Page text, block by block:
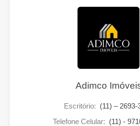
Adimco
Escritório: (11) – 2693-
Telefone Celular: (11) -